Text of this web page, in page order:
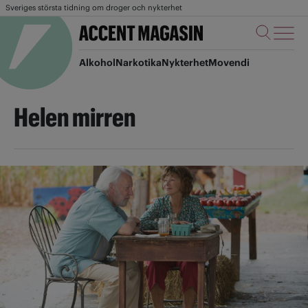
Sveriges största tidning om droger och nykterhet
AlkoholNarkotikaNykterhetMovendi
Helen mirren